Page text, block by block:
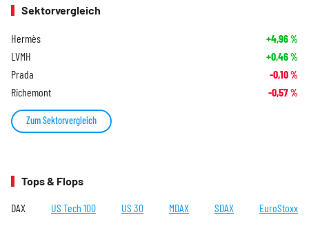
Sektorvergleich
Hermès +4,96%
LVMH +0,46%
Prada -0,10%
Richemont -0,57%
Zum Sektorvergleich
Tops & Flops
DAX US Tech 100 US 30 MDAX SDAX EuroStoxx